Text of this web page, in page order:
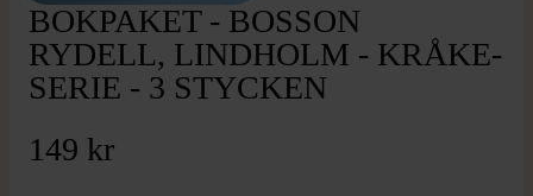
BOKPAKET - BOSSON
RYDELL, LINDHOLM - KRÅKE-
SERIE - 3 STYCKEN
149 kr